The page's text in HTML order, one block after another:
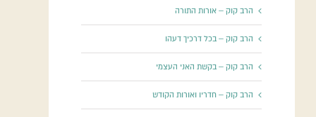
הרב קוק – אורות התורה
הרב קוק – בכל דרכיך דעהו
הרב קוק – בקשת האני העצמי
הרב קוק – חדריו ואורות הקודש